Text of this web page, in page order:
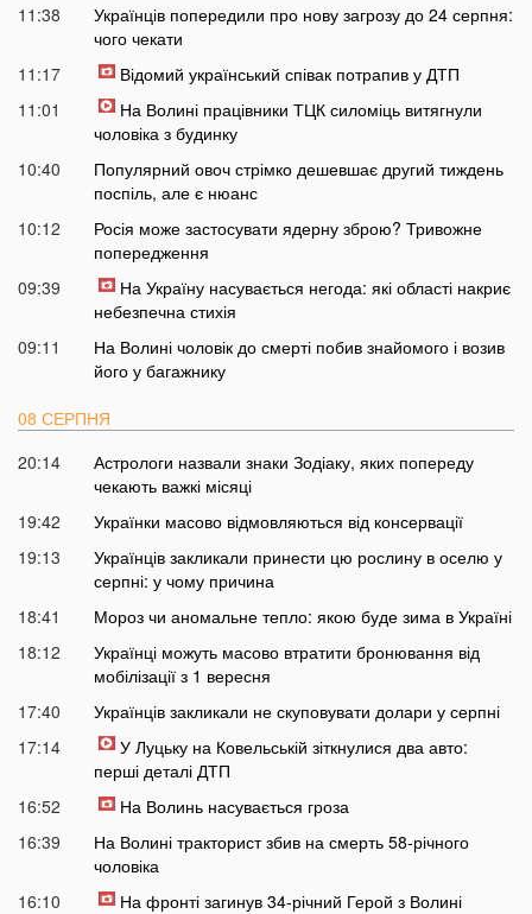
11:38
Українців попередили про нову загрозу до 24 серпня:
чого чекати
11:17
Відомий український співак потрапив у ДТП
11:01
На Волині працівники ТЦК силоміць витягнули
чоловіка з будинку
10:40
Популярний овоч стрімко дешевшає другий тиждень
поспіль, але є нюанс
10:12
Росія може застосувати ядерну зброю? Тривожне
попередження
09:39
На Україну насувається негода: які області накриє
небезпечна стихія
09:11
На Волині чоловік до смерті побив знайомого і возив
його у багажнику
08 СЕРПНЯ
20:14
Астрологи назвали знаки Зодіаку, яких попереду
чекають важкі місяці
19:42
Українки масово відмовляються від консервації
19:13
Українців закликали принести цю рослину в оселю у
серпні: у чому причина
18:41
Мороз чи аномальне тепло: якою буде зима в Україні
18:12
Українці можуть масово втратити бронювання від
мобілізації з 1 вересня
17:40
Українців закликали не скуповувати долари у серпні
17:14
У Луцьку на Ковельській зіткнулися два авто:
перші деталі ДТП
16:52
На Волинь насувається гроза
16:39
На Волині тракторист збив на смерть 58-річного
чоловіка
16:10
На фронті загинув 34-річний Герой з Волині